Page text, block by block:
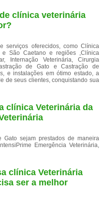
clínica veterinária
serviços oferecidos, como Clínica
e São Caetano e regiões ,Clínica
Internação Veterinária, Cirurgia
de Gato e Castração de
e instalações em ótimo estado, a
de seus clientes, conquistando sua
clínica Veterinária da
sejam prestados de maneira
Emergência Veterinária,
clínica Veterinária
ser a melhor